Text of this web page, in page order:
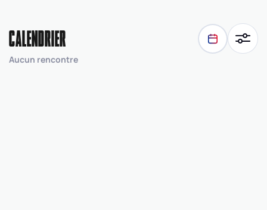
CALENDRIER
Aucun rencontre